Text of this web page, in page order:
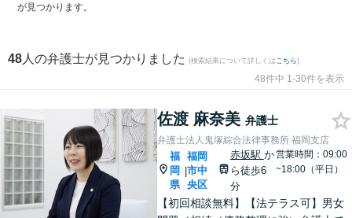
が見つかります。
48 人の弁護士が見つかりました (検索結果について詳しくは こちら)
48件中 1-30件を表示
佐渡 麻奈美 弁護士
弁護士法人鬼塚綜合法律事務所 福岡支店
福
岡
県
|
福岡
市中
央区
赤坂駅 か
ら徒歩6
分
営業時間：09:00
~18:00（平日）
【初回相談無料】【法テラス可】男女